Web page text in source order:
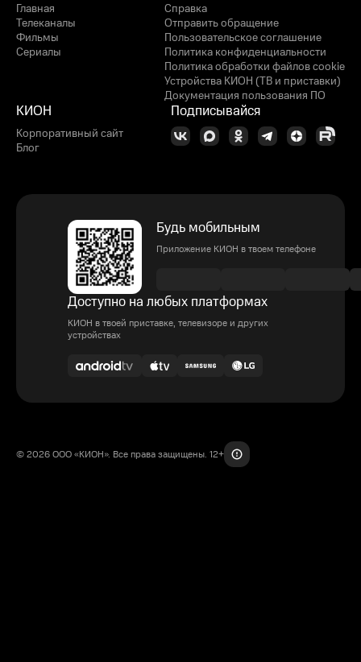
Главная
Телеканалы
Фильмы
Сериалы
Справка
Отправить обращение
Пользовательское соглашение
Политика конфиденциальности
Политика обработки файлов cookie
Устройства КИОН (ТВ и приставки)
Документация пользования ПО
КИОН
Корпоративный сайт
Блог
Подписывайся
Будь мобильным
Приложение КИОН в твоем телефоне
Доступно на любых платформах
КИОН в твоей приставке, телевизоре и других
устройствах
© 2026 ООО «КИОН». Все права защищены. 12+